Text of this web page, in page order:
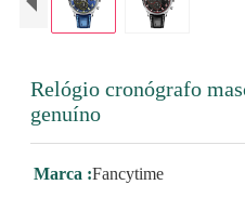
Relógio cronógrafo
genuíno
Marca :Fancytime